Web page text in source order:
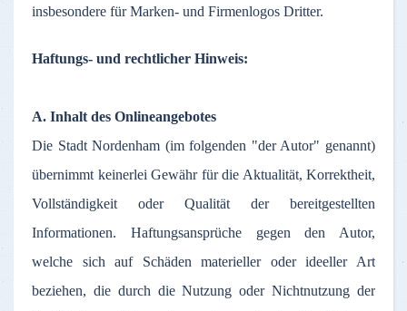
insbesondere für Marken- und Firmenlogos Dritter.
Haftungs- und rechtlicher Hinweis:
A. Inhalt des Onlineangebotes
Die Stadt Nordenham (im folgenden "der Autor" genannt)
übernimmt keinerlei Gewähr fürdie Aktualität, Korrektheit,
Vollständigkeit
oder Qualität der
bereitgestellten
Informationen. Haftungsansprüche gegen den Autor,
welche
sich auf Schäden materieller oder ideellerArt
beziehen, die durch dieNutzung oder Nichtnutzung der